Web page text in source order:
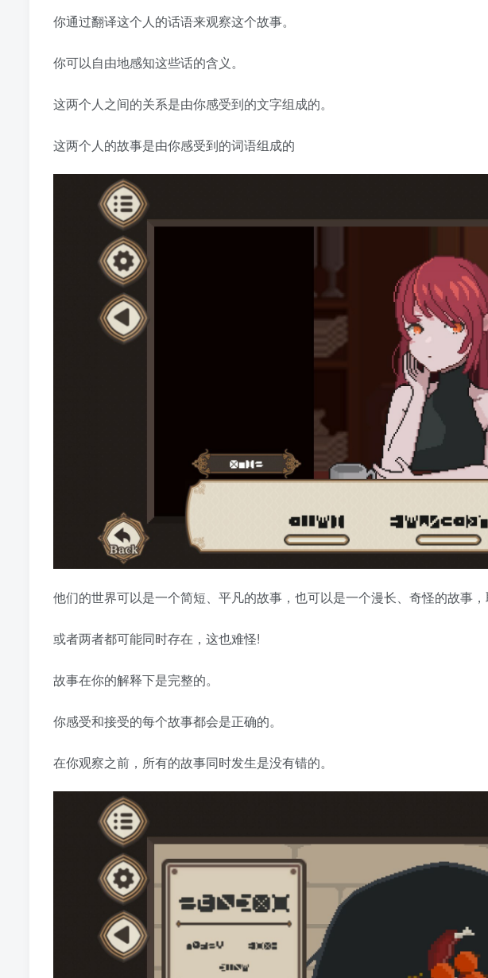
你通过翻译这个人的话语来观察这个故事。
你可以自由地感知这些话的含义。
这两个人之间的关系是由你感受到的文字组成的。
这两个人的故事是由你感受到的词语组成的
他们的世界可以是一个简短、平凡的故事，也可以是一个漫长、奇怪的故事，
或者两者都可能同时存在，这也难怪!
故事在你的解释下是完整的。
你感受和接受的每个故事都会是正确的。
在你观察之前，所有的故事同时发生是没有错的。